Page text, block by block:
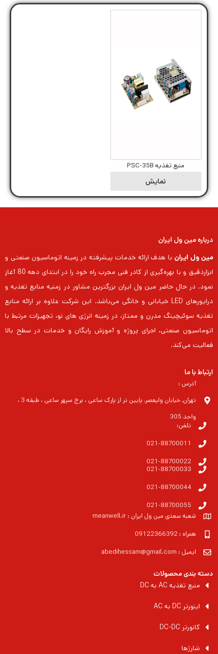
منبع تغذیه PSC-35B
نمایش
درباره مین ول ایران
مین ول ایران با هدف ارائه خدمات پیشرفته در زمینه اتوماسیون صنعتی و
ابزاردقیق و با بهره‌گیری از کادر فنی مجرب راه خود را در ابتدای دهه 80 آغاز
نمود. در حال حاضر مین ول ایران بزرگترین مشاور در زمنیه منابع تغذیه و
درایورهای LED خیابانی و خانگی می‌باشد. این شرکت علاوه بر ارائه منابع
تغذیه سوئیچینگ مدرن و ممتاز، در زمینه انرژی های نو، تجهیزات مرتبط با
اتوماسیون صنعتی، اجرای پروژه و آموزش رایگان و خدمات در سطح بالا
فعالیت می‌کند.
ارتباط با ما
آدرس :
تهران, خیابان ولیعصر, پایین تر از پارک ساعی ، برج سپهر ساعی ، طبقه 3 ،
واحد 305
تلفن:
021-88700011
021-88700022
021-88700033
021-88700044
021-88700055
شعبه سعدی مین ول ایران : meanwell.ir
همراه : 09122366392
ایمیل : abedihessam@gmail.com
دسته بندی محصولات
منبع تغذیه AC به DC
اینورتر DC به AC
کانورتر DC-DC
شارژها